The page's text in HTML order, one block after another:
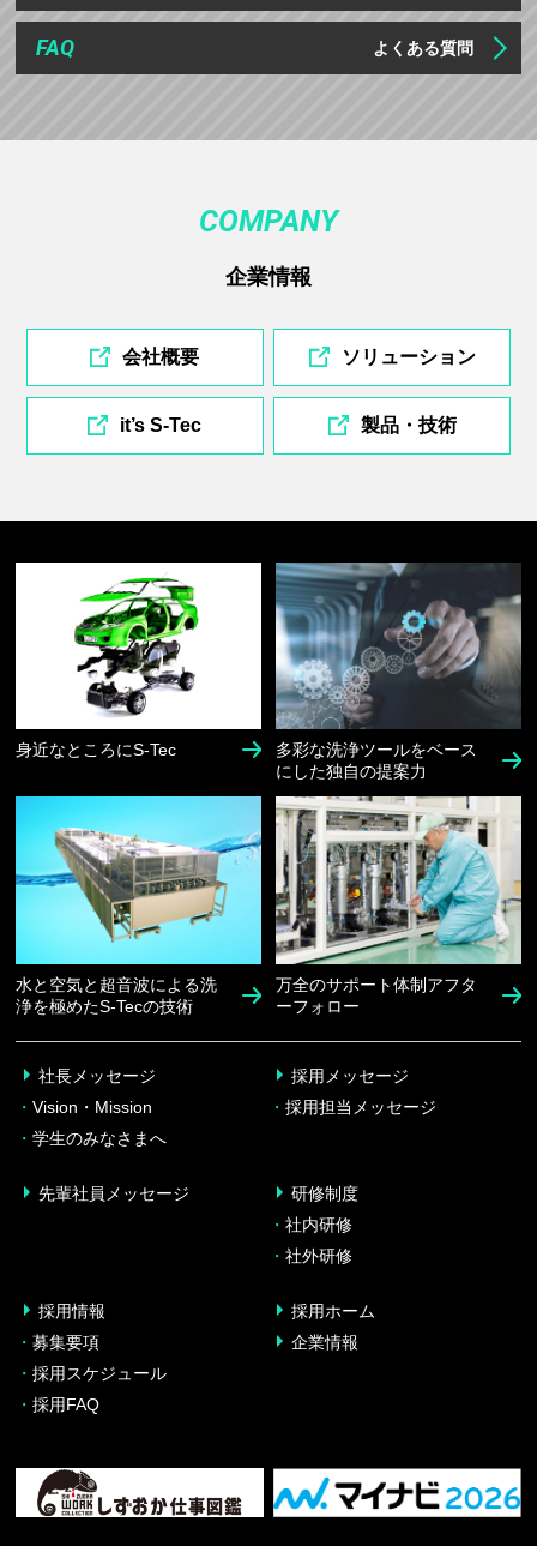
FAQ よくある質問
COMPANY
企業情報
会社概要 ソリューション
it’s S-Tec 製品・技術
身近なところにS-Tec 多彩な洗浄ツールをベース
にした独自の提案力
水と空気と超音波による洗
浄を極めたS-Tecの技術
万全のサポート体制 アフタ
ーフォロー
社長メッセージ
・Vision・Mission
・学生のみなさまへ
採用メッセージ
・ 採用担当メッセージ
先輩社員メッセージ
研修制度
・ 社内研修
・ 社外研修
採用情報
・募集要項
・採用スケジュール
・採用FAQ
採用ホーム
企業情報